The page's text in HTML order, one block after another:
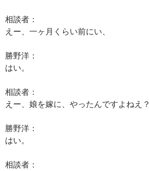
相談者：
えー、一ヶ月くらい前にい、
勝野洋：
はい。
相談者：
えー、娘を嫁に、やったんですよねえ？
勝野洋：
はい。
相談者：